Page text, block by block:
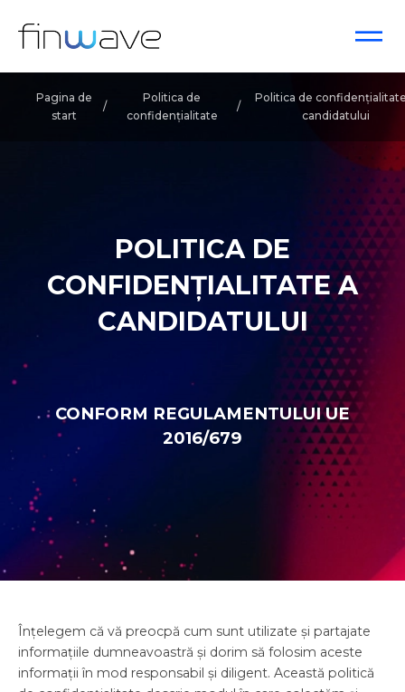
Pagina de
start
/
Politica de
confidențialitate
/
Politica de
candidatului
POLITICA DE
CONFIDENȚIALITATE A
CANDIDATULUI
CONFORM REGULAMENTULUI UE
2016/679
Înțelegem că vă preocpă cum sunt utilizate și partajate
informațiile dumneavoastră și dorim să folosim aceste
informații în mod responsabil și diligent. Această politică